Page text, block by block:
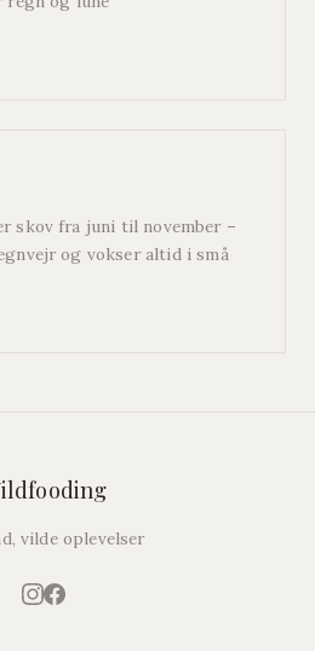
skov fra juni til november –
og vokser altid i små
vilde oplevelser